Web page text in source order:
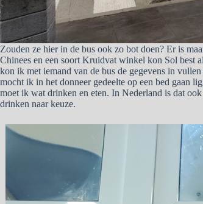
Zouden ze hier in de bus ook zo bot doen? Er is
Chinees en een soort Kruidvat winkel kon Sol best
kon ik met iemand van de bus de gegevens in
mocht ik in het donneer gedeelte op een bed gaan
moet ik wat drinken en eten. In Nederland is dat
drinken naar keuze.